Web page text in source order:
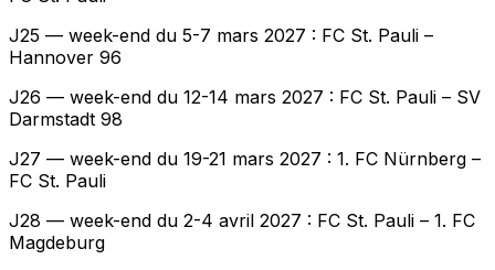
J25 — week-end du 5-7 mars 2027 : FC St. Pauli –
Hannover 96
J26 — week-end du 12-14 mars 2027 : FC St. Pauli – SV
Darmstadt 98
J27 — week-end du 19-21 mars 2027 : 1. FC Nürnberg –
FC St. Pauli
J28 — week-end du 2-4 avril 2027 : FC St. Pauli – 1. FC
Magdeburg